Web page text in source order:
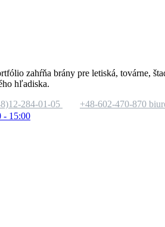
zahŕňa brány pre letiská, továrne,
hľadiska.
284-01-05 +48-602-470-870
- 15:00